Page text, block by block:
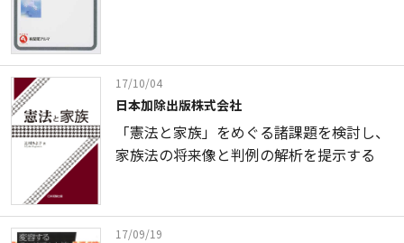
17/10/04
日本加除出版株式会社
「憲法と家族」をめぐる諸課題を検討し、
家族法の将来像と判例の解析を提示する
17/09/19